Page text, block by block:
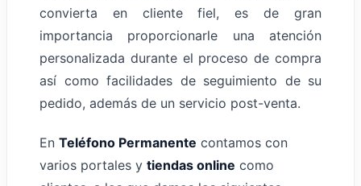
convierta en cliente fiel, es de gran
importancia proporcionarle una atención
personalizada durante el proceso de compra
así como facilidades de seguimiento de su
pedido, además de un servicio post-venta.
En Teléfono Permanente contamos con
varios portales y tiendas online como